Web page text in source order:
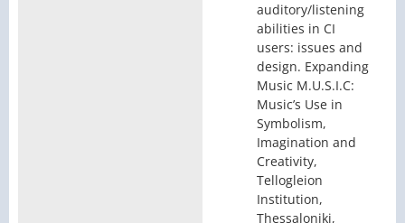
auditory/listening
abilities in CI
users: issues and
design. Expanding
Music M.U.S.I.C:
Music’s Use in
Symbolism,
Imagination and
Creativity,
Tellogleion
Institution,
Thessaloniki,